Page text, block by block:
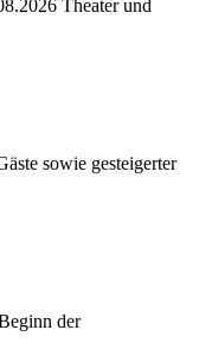
Theater und
sowie gesteigerter
der